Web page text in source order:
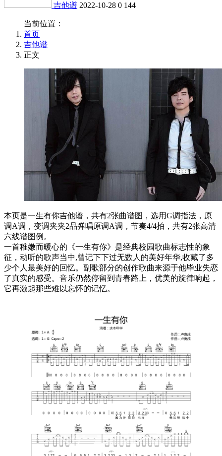
吉他谱 2022-10-28 0 144
当前位置：
首页
吉他谱
正文
本页是一生有你吉他谱，共有2张曲谱图，选用G调指法，原
调A调，变调夹夹2品弹唱原调A调，节奏4/4拍，共有2张高清
六线谱图例。
一首稚嫩而暖心的《一生有你》是经典校园歌曲标志性的象
征，动听的歌声当中,曾记下下过无数人的美好年华,收藏了多
少个人最美好的回忆。副歌部分的创作歌曲来源于他毕业失恋
了真实的感受。音乐仍然停留到青春路上，优美的旋律响起，
它再激起那些难以忘怀的记忆。